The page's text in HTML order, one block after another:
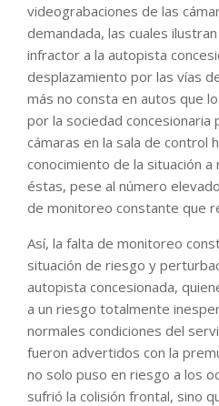
videograbaciones de las
demandada, las cuales
infractor a la autopista
desplazamiento por las vías
más no consta en autos que
por la sociedad concesionaria
cámaras en la sala de control
conocimiento de la situación
éstas, pese al número
de monitoreo constante que
Así, la falta de monitoreo
situación de riesgo y
autopista concesionada,
a un riesgo totalmente
normales condiciones del
fueron advertidos con la
no solo puso en riesgo a los
sufrió la colisión frontal, sino